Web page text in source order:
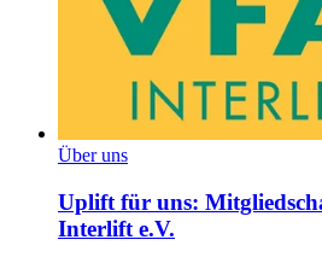
Über uns
Uplift für uns:
Interlift e.V.